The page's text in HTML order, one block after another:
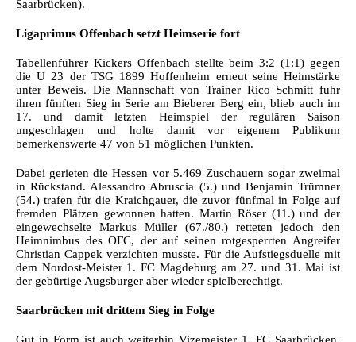
Saarbrücken).
Ligaprimus Offenbach setzt Heimserie fort
Tabellenführer Kickers Offenbach stellte beim 3:2 (1:1) gegen
die U 23 der TSG 1899 Hoffenheim erneut seine Heimstärke
unter Beweis. Die Mannschaft von Trainer Rico Schmitt fuhr
ihren fünften Sieg in Serie am Bieberer Berg ein, blieb auch im
17. und damit letzten Heimspiel der regulären Saison
ungeschlagen und holte damit vor eigenem Publikum
bemerkenswerte 47 von 51 möglichen Punkten.
Dabei gerieten die Hessen vor 5.469 Zuschauern sogar zweimal
in Rückstand. Alessandro Abruscia (5.) und Benjamin Trümner
(54.) trafen für die Kraichgauer, die zuvor fünfmal in Folge auf
fremden Plätzen gewonnen hatten. Martin Röser (11.) und der
eingewechselte Markus Müller (67./80.) retteten jedoch den
Heimnimbus des OFC, der auf seinen rotgesperrten Angreifer
Christian Cappek verzichten musste. Für die Aufstiegsduelle mit
dem Nordost-Meister 1. FC Magdeburg am 27. und 31. Mai ist
der gebürtige Augsburger aber wieder spielberechtigt.
Saarbrücken mit drittem Sieg in Folge